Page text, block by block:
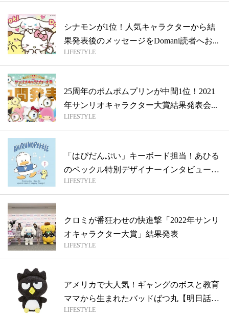
シナモンが1位！人気キャラクターから結
果発表後のメッセージをDomani読者へお...
LIFESTYLE
25周年のポムポムプリンが中間1位！2021
年サンリオキャラクター大賞結果発表会...
LIFESTYLE
「はぴだんぶい」キーボード担当！あひる
のペックル特別デザイナーインタビュー
【誰か...
LIFESTYLE
クロミが番狂わせの快進撃「2022年サンリ
オキャラクター大賞」結果発表
LIFESTYLE
アメリカで大人気！ギャングのボスと教育
ママから生まれたバッドばつ丸【明日話し
たく...
LIFESTYLE